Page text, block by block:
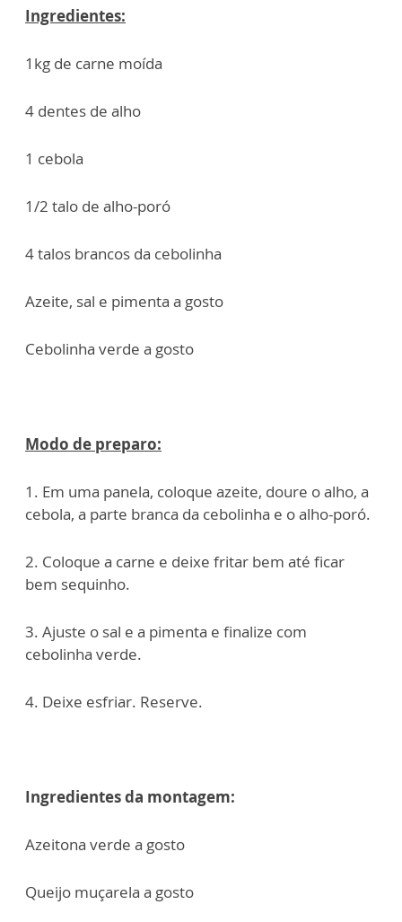
Ingredientes:
1kg de carne moída
4 dentes de alho
1 cebola
1/2 talo de alho-poró
4 talos brancos da cebolinha
Azeite, sal e pimenta a gosto
Cebolinha verde a gosto
Modo de preparo:
1. Em uma panela, coloque azeite, doure o alho, a
cebola, a parte branca da cebolinha e o alho-poró.
2. Coloque a carne e deixe fritar bem até ficar
bem sequinho.
3. Ajuste o sal e a pimenta e finalize com
cebolinha verde.
4. Deixe esfriar. Reserve.
Ingredientes da montagem:
Azeitona verde a gosto
Queijo muçarela a gosto